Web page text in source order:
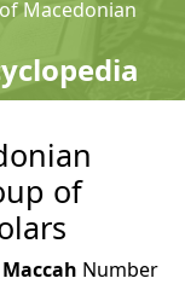
Macedonian
of
Maccah Number